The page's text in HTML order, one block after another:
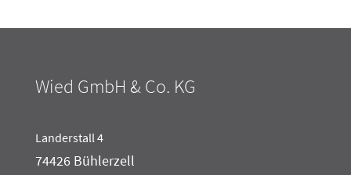
Wied GmbH & Co. KG
Landerstall 4
74426 Bühlerzell